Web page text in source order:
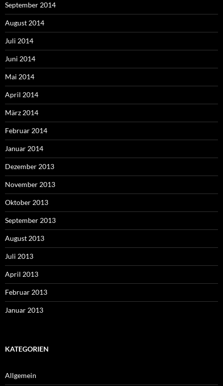
September 2014
August 2014
Juli 2014
Juni 2014
Mai 2014
April 2014
März 2014
Februar 2014
Januar 2014
Dezember 2013
November 2013
Oktober 2013
September 2013
August 2013
Juli 2013
April 2013
Februar 2013
Januar 2013
KATEGORIEN
Allgemein